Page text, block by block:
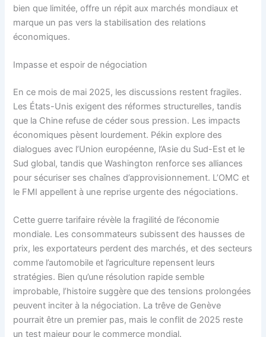
bien que limitée, offre un répit aux marchés mondiaux et
marque un pas vers la stabilisation des relations
économiques.
Impasse et espoir de négociation
En ce mois de mai 2025, les discussions restent fragiles.
Les États-Unis exigent des réformes structurelles, tandis
que la Chine refuse de céder sous pression. Les impacts
économiques pèsent lourdement. Pékin explore des
dialogues avec l’Union européenne, l’Asie du Sud-Est et le
Sud global, tandis que Washington renforce ses alliances
pour sécuriser ses chaînes d’approvisionnement. L’OMC et
le FMI appellent à une reprise urgente des négociations.
Cette guerre tarifaire révèle la fragilité de l’économie
mondiale. Les consommateurs subissent des hausses de
prix, les exportateurs perdent des marchés, et des secteurs
comme l’automobile et l’agriculture repensent leurs
stratégies. Bien qu’une résolution rapide semble
improbable, l’histoire suggère que des tensions prolongées
peuvent inciter à la négociation. La trêve de Genève
pourrait être un premier pas, mais le conflit de 2025 reste
un test majeur pour le commerce mondial.